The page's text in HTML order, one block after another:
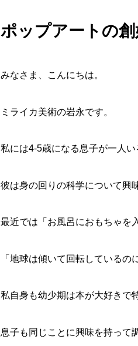
ポップアートの
みなさま、こんにちは。
ミライカ美術の岩永です。
私には4-5歳になる息子が一人
彼は身の回りの科学について興
最近では「お風呂におもちゃを
「地球は傾いて回転しているの
私自身も幼少期は本が大好きで
息子も同じことに興味を持って